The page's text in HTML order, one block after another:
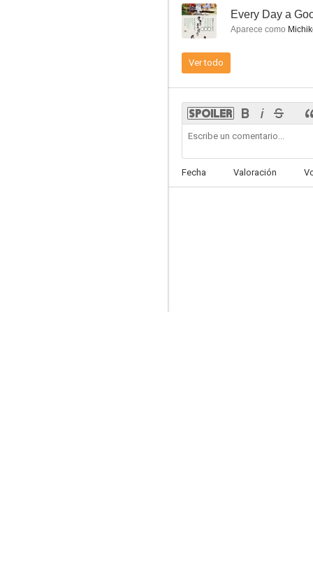
Ayashii kanojo
--
-- Every Day a
Aparece como
Ver todo
Fecha Valoración